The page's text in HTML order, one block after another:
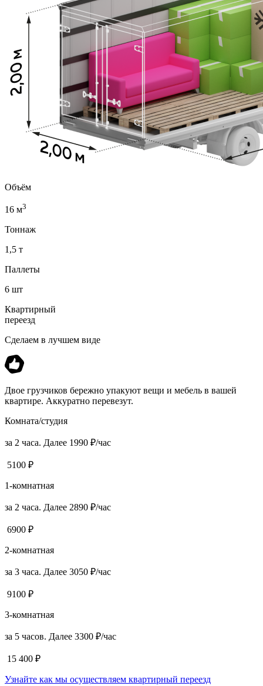
Объём
16 м3
Тоннаж
1,5 т
Паллеты
6 шт
Квартирный
переезд
Сделаем в лучшем виде
Двое грузчиков бережно упакуют вещи и мебель в вашей
квартире. Аккуратно перевезут.
Комната/студия
за 2 часа. Далее 1990 ₽/час
5100 ₽
1-комнатная
за 2 часа. Далее 2890 ₽/час
6900 ₽
2-комнатная
за 3 часа. Далее 3050 ₽/час
9100 ₽
3-комнатная
за 5 часов. Далее 3300 ₽/час
15 400 ₽
Узнайте как мы осуществляем квартирный переезд